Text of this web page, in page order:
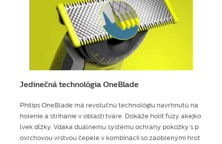
Jedinečná technológia OneBlade
Philips OneBlade má revolučnú technológiu navrhnutú na
holenie a strihanie v oblasti tváre. Dokáže holiť fúzy akejko
ľvek dĺžky. Vďaka duálnemu systému ochrany pokožky s p
ovrchovou vrstvou čepele v kombinácii so zaoblenými hrot